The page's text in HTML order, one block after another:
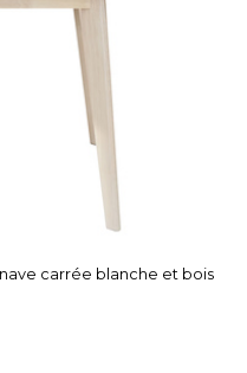
carrée blanche et bois